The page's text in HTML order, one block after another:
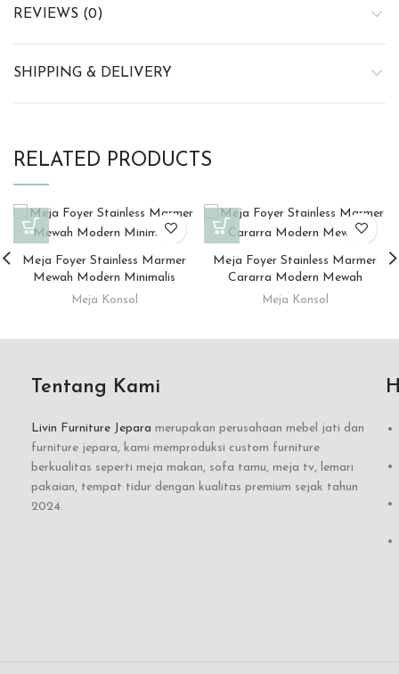
REVIEWS (0)
SHIPPING & DELIVERY
RELATED PRODUCTS
Meja Foyer Stainless Marmer
Mewah Modern Minimalis
Meja Konsol
Meja Foyer Stainless Marmer
Cararra Modern Mewah
Meja Konsol
Tentang Kami
Livin Furniture Jepara merupakan perusahaan mebel jati dan
furniture jepara, kami memproduksi custom furniture
berkualitas seperti meja makan, sofa tamu, meja tv, lemari
pakaian, tempat tidur dengan kualitas premium sejak tahun
2024.